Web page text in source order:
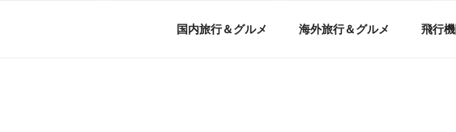
国内旅行＆グルメ 海外旅行＆グルメ 飛行